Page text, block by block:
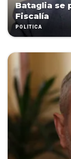
Bataglia se
Fiscalía
POLÍTICA